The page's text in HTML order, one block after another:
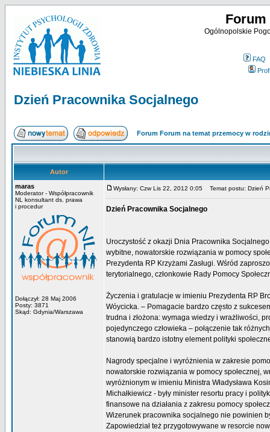
Forum
Ogólnopolskie
FAQ
Dzień Pracownika Socjalnego
Forum Forum na temat przemocy w
Autor
maras
Moderator - Współpracownik
NL konsultant ds. prawa
i procedur
Dołączył: 28 Maj 2006
Posty: 3871
Skąd: Gdynia/Warszawa
Wysłany: Czw Lis 22, 2012 0:05 Temat postu: Dzień
Dzień Pracownika Socjalnego
Uroczystość z okazji Dnia Pracownika
wybitne, nowatorskie rozwiązania w pomocy
Prezydenta RP Krzyżami Zasługi. Wśród
terytorialnego, członkowie Rady Pomocy
Życzenia i gratulacje w imieniu Prezydenta RP
Wóycicka. – Pomagacie bardzo często z
trudna i złożona: wymaga wiedzy i wrażliwości,
pojedynczego człowieka – połączenie tak
stanowią bardzo istotny element polityki
Nagrody specjalne i wyróżnienia w zakresie
nowatorskie rozwiązania w pomocy społecznej,
wyróżnionym w imieniu Ministra Władysława
Michałkiewicz - były minister resortu pracy i
finansowe na działania z zakresu pomocy
Wizerunek pracownika socjalnego nie powinien
Zapowiedział też przygotowywane w resorcie